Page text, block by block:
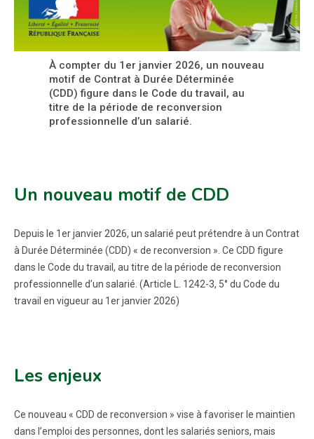
À compter du 1er janvier 2026, un nouveau
motif de Contrat à Durée Déterminée
(CDD) figure dans le Code du travail, au
titre de la période de reconversion
professionnelle d’un salarié.
Un nouveau motif de CDD
Depuis le 1er janvier 2026, un salarié peut prétendre à un Contrat
à Durée Déterminée (CDD) « de reconversion ». Ce CDD figure
dans le Code du travail, au titre de la période de reconversion
professionnelle d’un salarié. (Article L. 1242-3, 5° du Code du
travail en vigueur au 1er janvier 2026)
Les enjeux
Ce nouveau « CDD de reconversion » vise à favoriser le maintien
dans l’emploi des personnes, dont les salariés seniors, mais